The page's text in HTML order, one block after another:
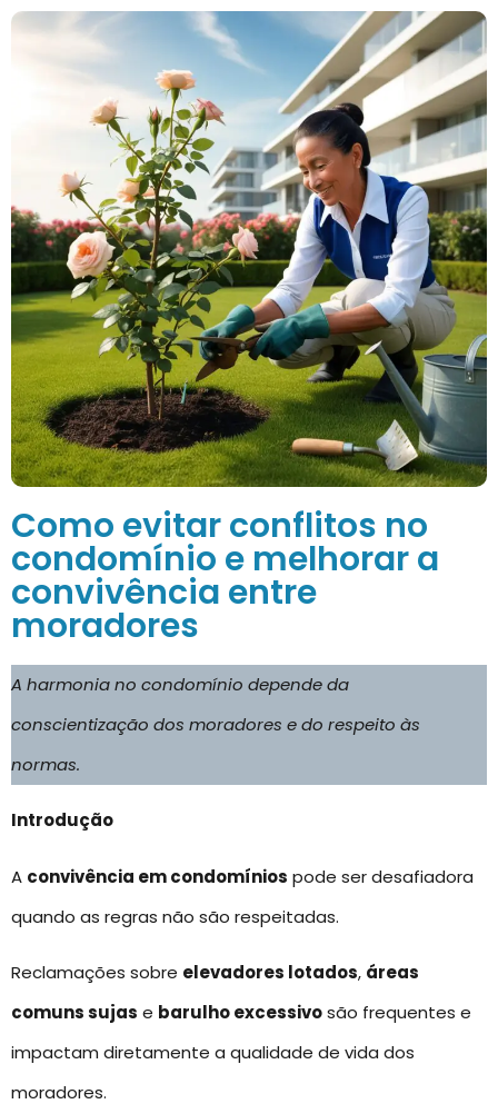
Como evitar conflitos no
condomínio e melhorar a
convivência entre
moradores
A harmonia no condomínio depende da
conscientização dos moradores e do respeito às
normas.
Introdução
A convivência em condomínios pode ser desafiadora
quando as regras não são respeitadas.
Reclamações sobre elevadores lotados, áreas
comuns sujas e barulho excessivosão frequentes e
impactam diretamente a qualidade de vida dos
moradores.